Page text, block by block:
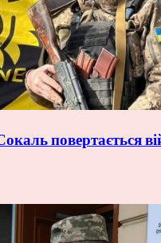
повертається